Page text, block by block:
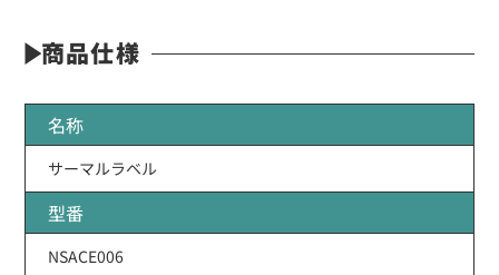
商品仕様
名称
サーマルラベル
型番
NSACE006